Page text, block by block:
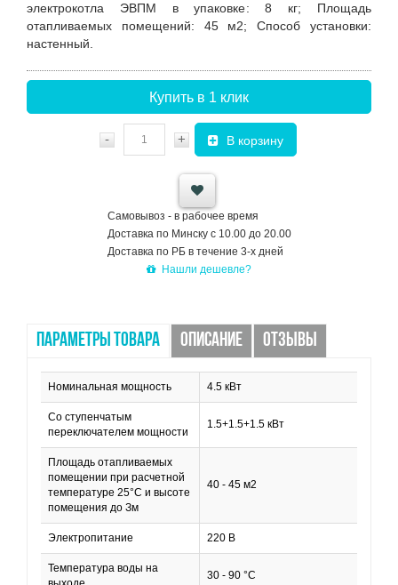
электрокотла ЭВПМ в упаковке: 8 кг; Площадь
отапливаемых помещений: 45 м2;Способ установки:
настенный.
Купить в 1 клик
- + В корзину
Самовывоз - в рабочее время
Доставка по Минску с 10.00 до 20.00
Доставка по РБ в течение 3-х дней
Нашли дешевле?
ПАРАМЕТРЫ ТОВАРА ОПИСАНИЕ ОТЗЫВЫ
Номинальная мощность 4.5 кВт
Со ступенчатым
переключателем мощности
1.5+1.5+1.5 кВт
Площадь отапливаемых
помещении при расчетной
температуре 25°С и высоте
помещения до Зм
40 - 45 м2
Электропитание 220 В
Температура воды на
30 - 90 °С